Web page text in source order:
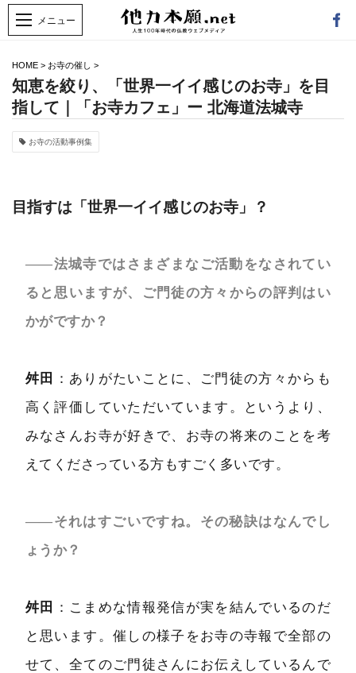
HOME > お寺の催し >
知恵を絞り、「世界一イイ感じのお寺」を目
指して｜「お寺カフェ」ー 北海道法城寺
お寺の活動事例集
目指すは「世界一イイ感じのお寺」？
――法城寺ではさまざまなご活動をなされてい
ると思いますが、ご門徒の方々からの評判はい
かがですか？
舛田
：ありがたいことに、ご門徒の方々からも
高く評価していただいています。というより、
みなさんお寺が好きで、お寺の将来のことを考
えてくださっている方もすごく多いです。
――それはすごいですね。その秘訣はなんでし
ょうか？
舛田
：こまめな情報発信が実を結んでいるのだ
と思います。催しの様子をお寺の寺報で全部の
せて、全てのご門徒さんにお伝えしているんで